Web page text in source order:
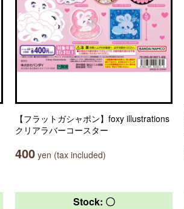
【フラットガシャポン】foxy illustrations
クリアラバーコースター
400 yen (tax included)
Stock: 〇